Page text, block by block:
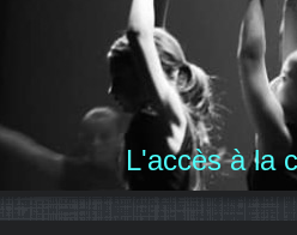
L'accès à la